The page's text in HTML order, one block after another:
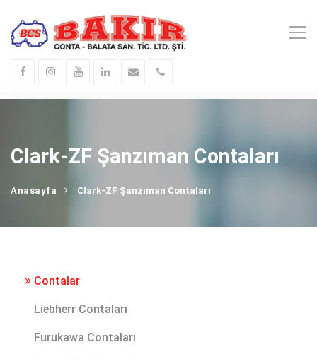
Clark-ZF Şanzıman Contaları
Anasayfa Clark-ZF Şanzıman Contaları
Contalar
Liebherr Contaları
Furukawa Contaları